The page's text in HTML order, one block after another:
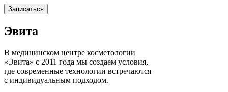
Записаться
Эвита
В медицинском центре косметологии
«Эвита» с 2011 года мы создаем условия,
где современные технологии встречаются
с индивидуальным подходом.